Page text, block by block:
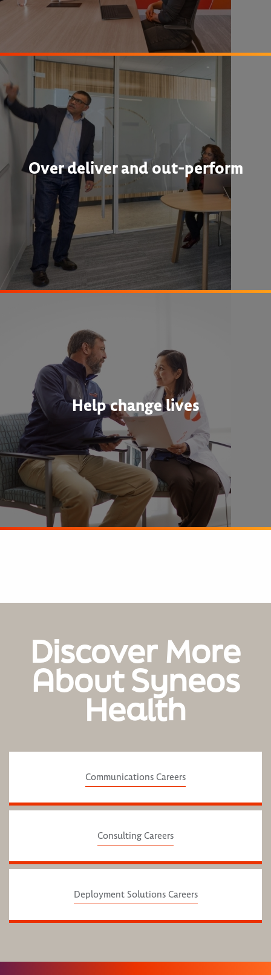
Over deliver and out-perform
Help change lives
Discover More
About Syneos
Health
Communications Careers
Consulting Careers
Deployment Solutions Careers